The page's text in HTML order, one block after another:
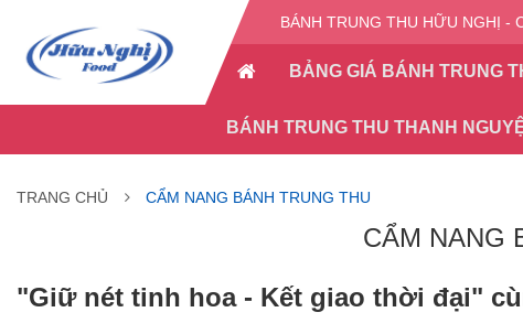
BÁNH TRUNG THU HỮU NGHỊ -
BẢNG GIÁ BÁNH TRUNG
BÁNH TRUNG THU THANH
TRANG CHỦ CẨM NANG BÁNH TRUNG THU
CẨM NANG
"Giữ nét tinh hoa - Kết giao thời đại"